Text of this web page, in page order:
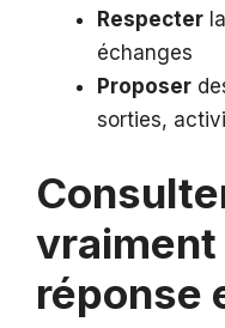
Respecter
échanges
Proposer
sorties,
vraiment
réponse